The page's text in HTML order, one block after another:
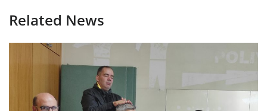
Related News